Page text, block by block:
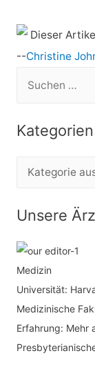
Dieser
--Christine
c
h
:
Kategorien
t
g
o
r
i
Unsere
Medizin
Universität:
Medizinische
Erfahrung: Mehr